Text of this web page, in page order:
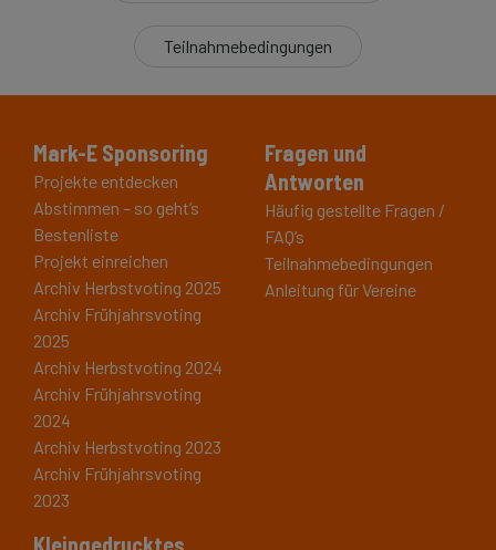
Teilnahmebedingungen
Mark-E Sponsoring
Projekte entdecken
Abstimmen – so geht’s
Bestenliste
Projekt einreichen
Archiv Herbstvoting 2025
Archiv Frühjahrsvoting
2025
Archiv Herbstvoting 2024
Archiv Frühjahrsvoting
2024
Archiv Herbstvoting 2023
Archiv Frühjahrsvoting
2023
Fragen und
Antworten
Häufig gestellte Fragen /
FAQ’s
Teilnahmebedingungen
Anleitung für Vereine
Kleingedrucktes